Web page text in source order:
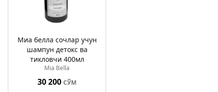
Миа белла сочлар учун
шампун детокс ва
тикловчи 400мл
Mia Bella
30 200 СЎМ